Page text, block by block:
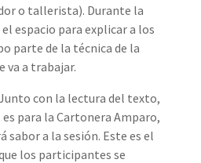
o tallerista). Durante la
espacio para explicar a los
parte de la técnica de la
va a trabajar.
con la lectura del texto,
para la Cartonera Amparo,
sabor a la sesión. Este es el
los participantes se